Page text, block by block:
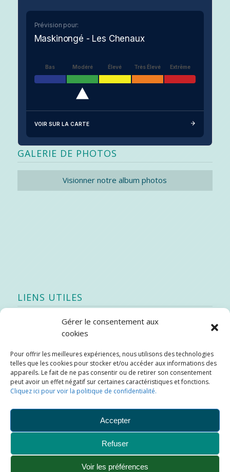
Gérer le consentement aux
cookies
Pour offrir les meilleures expériences, nous utilisons des technologies
telles que les cookies pour stocker et/ou accéder aux informations des
appareils. Le fait de ne pas consentir ou de retirer son consentement
peut avoir un effet négatif sur certaines caractéristiques et fonctions.
Cliquez ici pour voir la politique de confidentialité.
Accepter
Refuser
Voir les préférences
Prévision pour:
Maskinongé - Les Chenaux
Bas Modéré Élevé Très Élevé Extrême
VOIR SUR LA CARTE
GALERIE DE PHOTOS
Visionner notre album photos
LIENS UTILES
Quoi de neuf
Stratégie québécoise d’économie d’eau potable
Bibliothèque
Météo locale